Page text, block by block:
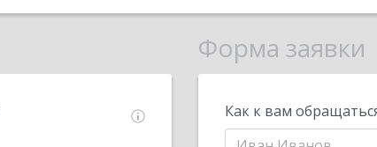
Форма заявки
Как к вам